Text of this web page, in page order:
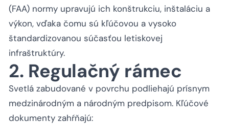
(FAA) normy upravujú ich konštrukciu, inštaláciu a
výkon, vďaka čomu sú kľúčovou a vysoko
štandardizovanou súčasťou letiskovej
infraštruktúry.
2. Regulačný rámec
Svetlá zabudované v povrchu podliehajú prísnym
medzinárodným a národným predpisom. Kľúčové
dokumenty zahŕňajú: